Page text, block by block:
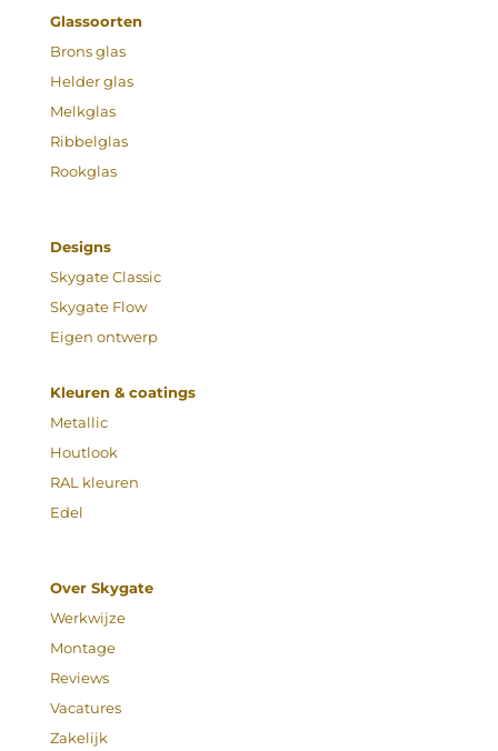
Glassoorten
Brons glas
Helder glas
Melkglas
Ribbelglas
Rookglas
Designs
Skygate Classic
Skygate Flow
Eigen ontwerp
Kleuren & coatings
Metallic
Houtlook
RAL kleuren
Edel
Over Skygate
Werkwijze
Montage
Reviews
Vacatures
Zakelijk